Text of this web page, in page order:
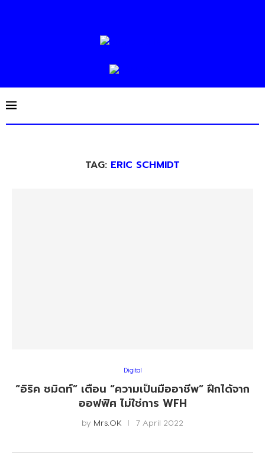
TAG: ERIC SCHMIDT
Digital
“อิริค ชมิดท์” เตือน “ความเป็นมืออาชีพ” ฝึกได้จาก
ออฟฟิศ ไม่ใช่การ WFH
by Mrs.OK 7 April 2022